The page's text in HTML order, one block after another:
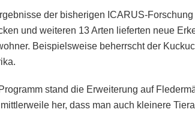
der bisherigen ICARUS-
und weiteren 13 Arten lieferten neue
Beispielsweise beherrscht der
stand die Erweiterung auf
her, dass man auch kleinere